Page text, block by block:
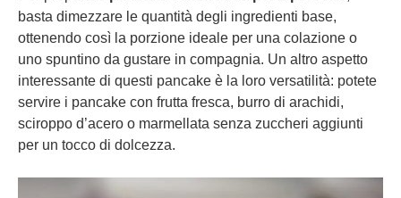
basta dimezzare le quantità degli ingredienti base,
ottenendo così la porzione ideale per una colazione o
uno spuntino da gustare in compagnia. Un altro aspetto
interessante di questi pancake è la loro versatilità: potete
servire i pancake con frutta fresca, burro di arachidi,
sciroppo d’acero o marmellata senza zuccheri aggiunti
per un tocco di dolcezza.